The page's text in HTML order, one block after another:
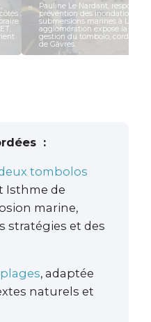
:
Pauline Le Nardant,
prévention des inondations et
submersions marines à Lorient
agglomération expose la
gestion du tombolo, cordon
de Gâvres.
:
tombolos
Isthme de
marine,
stratégies et des
, adaptée
naturels et